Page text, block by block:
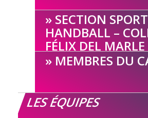
SECTION
HANDBALL –
FÉLIX DEL MARLE
MEMBRES DU
LES ÉQUIPES